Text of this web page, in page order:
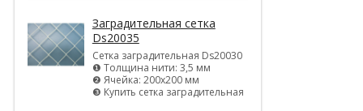
Заградительная сетка
Ds20035
Сетка заградительная Ds20030
❶ Толщина нити: 3,5 мм
❷ Ячейка: 200х200 мм
❸ Купить сетка заградительная